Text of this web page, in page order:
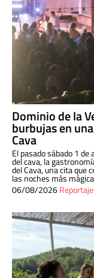
Dominio de la
burbujas en
Cava
El pasado sábado 1
del cava, la
del Cava, una cita que
las noches más
06/08/2026